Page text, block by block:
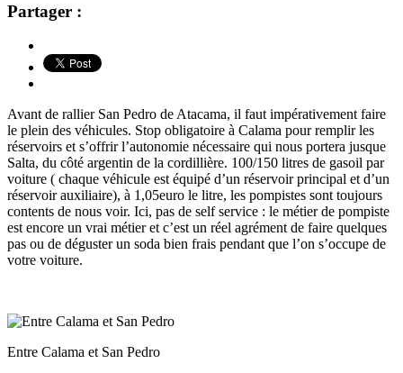
Partager :
Avant de rallier San Pedro de Atacama, il faut impérativement faire
le plein des véhicules. Stop obligatoire à Calama pour remplir les
réservoirs et s’offrir l’autonomie nécessaire qui nous portera jusque
Salta, du côté argentin de la cordillière. 100/150 litres de gasoil par
voiture ( chaque véhicule est équipé d’un réservoir principal et d’un
réservoir auxiliaire), à 1,05euro le litre, les pompistes sont toujours
contents de nous voir. Ici, pas de self service : le métier de pompiste
est encore un vrai métier et c’est un réel agrément de faire quelques
pas ou de déguster un soda bien frais pendant que l’on s’occupe de
votre voiture.
Entre Calama et San Pedro